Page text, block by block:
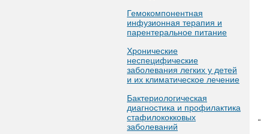
Гемокомпонентная
инфузионная терапия и
парентеральное питание
Хронические
неспецифические
заболевания легких у детей
и их климатическое лечение
Бактериологическая
диагностика и профилактика
стафилококковых
заболеваний
“